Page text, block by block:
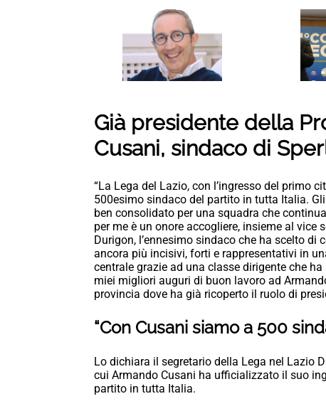
Già presidente della
Cusani, sindaco di
“La Lega del Lazio, con l’ingresso del primo
500esimo sindaco del partito in tutta Italia.
ben consolidato per una squadra che
per me è un onore accogliere, insieme al
Durigon, l’ennesimo sindaco che ha scelto
ancora più incisivi, forti e rappresentativi in
centrale grazie ad una classe dirigente che
miei migliori auguri di buon lavoro ad
provincia dove ha già ricoperto il ruolo di
“Con Cusani siamo a 500
Lo dichiara il segretario della Lega nel Lazio
cui Armando Cusani ha ufficializzato il suo
partito in tutta Italia.